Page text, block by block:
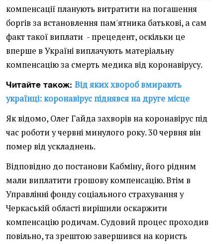
компенсації планують витратити на погашення
боргів за встановлення пам'ятника батькові, а сам
факт такої виплати - прецедент, оскільки це
вперше в Україні виплачують матеріальну
компенсацію за смерть медика від коронавірусу.
Читайте також: Від яких хвороб вмирають
українці: коронавірус піднявся на друге місце
Як відомо, Олег Гайда захворів на коронавірус під
час роботи у червні минулого року. 30 червня він
помер від ускладнень.
Відповідно до постанови Кабміну, його рідним
мали виплатити грошову компенсацію. Втім в
Управлінні фонду соціального страхування у
Черкаській області вирішили оскаржити
компенсацію родичам. Судовий процес проходив
повільно, та зрештою завершився на користь